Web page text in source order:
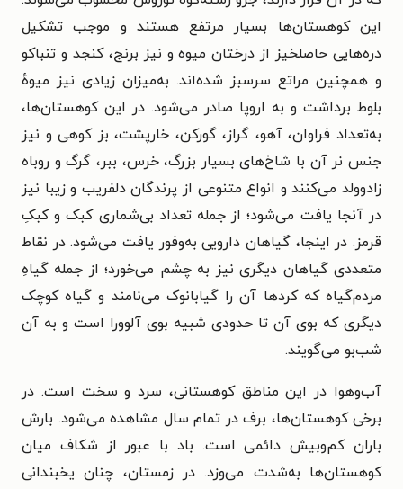
این کوهستان‌ها بسیار مرتفع هستند و موجب تشکیل
دره‌هایی حاصلخیز از درختان میوه و نیز برنج، کنجد و تنباکو
و همچنین مراتع سرسبز شده‌اند. به‌میزان زیادی نیز میوهٔ
بلوط برداشت و به اروپا صادر می‌شود. در این کوهستان‌ها،
به‌تعداد فراوان، آهو، گراز، گورکن، خارپشت، بز کوهی و نیز
جنس نر آن با شاخ‌های بسیار بزرگ، خرس، ببر، گرگ و روباه
زادوولد می‌کنند و انواع متنوعی از پرندگان دلفریب و زیبا نیز
در آنجا یافت می‌شود؛ از جمله تعداد بی‌شماری کبک و کبکِ
قرمز. در اینجا، گیاهان دارویی به‌وفور یافت می‌شود. در نقاط
متعددی گیاهان دیگری نیز به چشم می‌خورد؛ از جمله گیاهِ
مردم‌گیاه که کردها آن را گیابانوک می‌نامند و گیاه کوچک
دیگری که بوی آن تا حدودی شبیه بوی آلوورا است و به آن
شب‌بو می‌گویند.
آب‌وهوا در این مناطق کوهستانی، سرد و سخت است. در
برخی کوهستان‌ها، برف در تمام سال مشاهده می‌شود. بارش
باران کم‌وبیش دائمی است. باد با عبور از شکاف میان
کوهستان‌ها به‌شدت می‌وزد. در زمستان، چنان یخبندانی